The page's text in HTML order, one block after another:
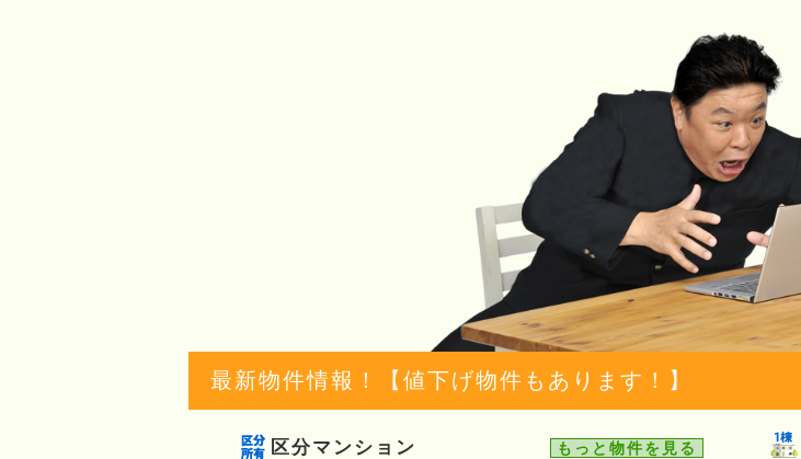
最新物件情報！【値下げ物件もあります！】
区分マンション もっと物件を見る